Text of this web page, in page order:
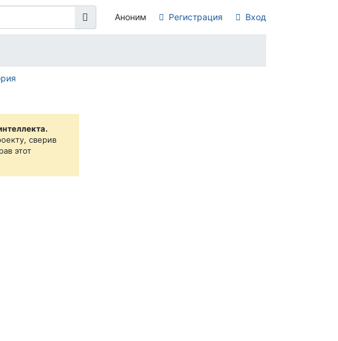
Аноним Регистрация Вход
сверив
этот